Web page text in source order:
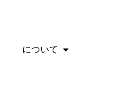
について